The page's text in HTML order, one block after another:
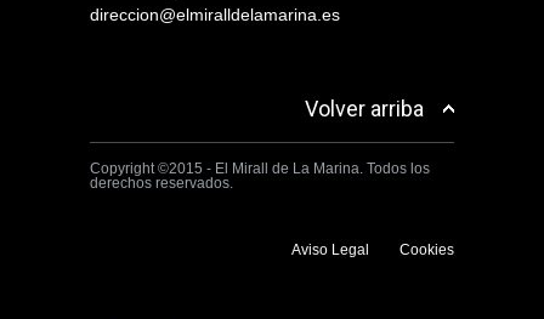
direccion@elmiralldelamarina.es
Volver arriba
Copyright ©2015 - El Mirall de La Marina. Todos los
derechos reservados.
Aviso Legal Cookies